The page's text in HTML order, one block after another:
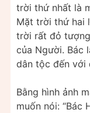
trời thứ nhất là
Mặt trời thứ hai
trời rất đỏ
của Người. Bác
dân tộc đến với
Bằng hình ảnh
muốn nói: “Bác